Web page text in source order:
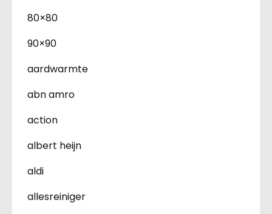
80×80
90×90
aardwarmte
abn amro
action
albert heijn
aldi
allesreiniger